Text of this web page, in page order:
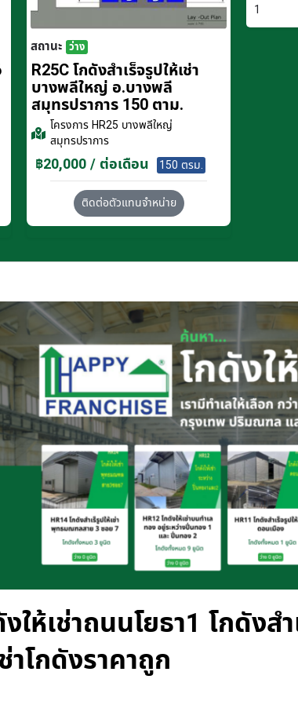
1
สถานะ ว่าง
R25C โกดังสำเร็จรูปให้เช่า
บางพลีใหญ่ อ.บางพลี
สมุทรปราการ 150 ตาม.
โครงการHR25 บางพลีใหญ่
สมุทรปราการ
฿20,000 / ต่อเดือน 150 ตรม.
ติดต่อตัวแทนจำหน่าย
ให้เช่าถนนโยธา1 โกดังสำ
าโกดังราคาถูก